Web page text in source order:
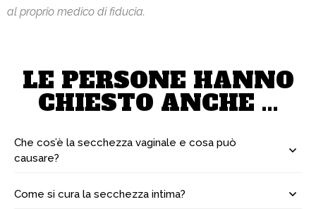
al proprio medico di fiducia.
LE PERSONE HANNO
CHIESTO ANCHE ...
Che cos’è la secchezza vaginale e cosa può
causare?
Come si cura la secchezza intima?